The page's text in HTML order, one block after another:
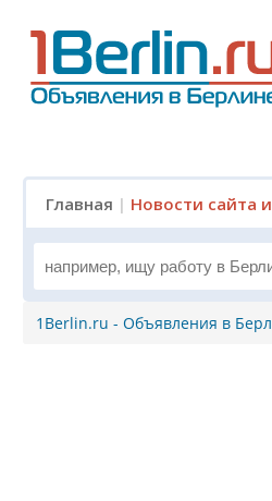
Главная | Новости сайта
1Berlin.ru - Объявления в